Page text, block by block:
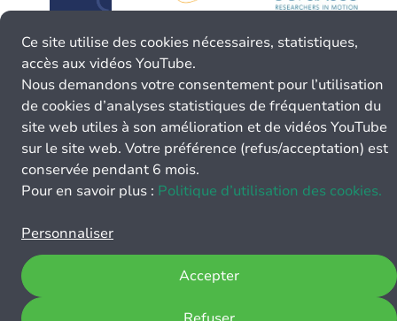
Ce site utilise des cookies nécessaires, statistiques,
accès aux vidéos YouTube.
Nous demandons votre consentement pour l’utilisation
de cookies d’analyses statistiques de fréquentation du
site web utiles à son amélioration et de vidéos YouTube
sur le site web. Votre préférence (refus/acceptation) est
conservée pendant 6 mois.
Pour en savoir plus : Politique d’utilisation des cookies.
Personnaliser
Accepter